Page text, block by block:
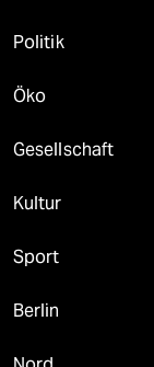
Politik
Öko
Gesellschaft
Kultur
Sport
Berlin